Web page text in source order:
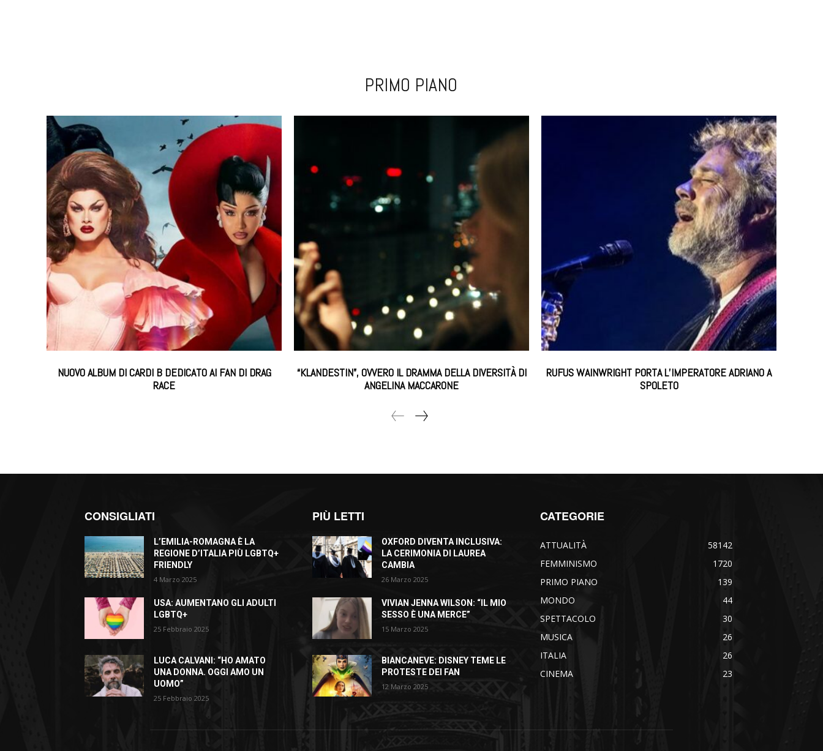
PRIMO PIANO
NUOVO ALBUM DI CARDI B DEDICATO AI FAN DI DRAG
RACE
“KLANDESTIN”, OVVERO IL DRAMMA DELLA DIVERSITÀ DI
ANGELINA MACCARONE
RUFUS WAINWRIGHT PORTA L’IMPERATORE ADRIANO A
SPOLETO
CONSIGLIATI
L’EMILIA-ROMAGNA È LA
REGIONE D’ITALIA PIÙ LGBTQ+
FRIENDLY
4 Marzo 2025
USA: AUMENTANO GLI ADULTI
LGBTQ+
25 Febbraio 2025
LUCA CALVANI: “HO AMATO
UNA DONNA. OGGI AMO UN
UOMO”
25 Febbraio 2025
PIÙ LETTI
OXFORD DIVENTA INCLUSIVA:
LA CERIMONIA DI LAUREA
CAMBIA
26 Marzo 2025
VIVIAN JENNA WILSON: “IL MIO
SESSO È UNA MERCE”
15 Marzo 2025
BIANCANEVE: DISNEY TEME LE
PROTESTE DEI FAN
12 Marzo 2025
CATEGORIE
ATTUALITÀ
58142
FEMMINISMO
1720
PRIMO PIANO
139
MONDO
44
SPETTACOLO
30
MUSICA
26
ITALIA
26
CINEMA
23